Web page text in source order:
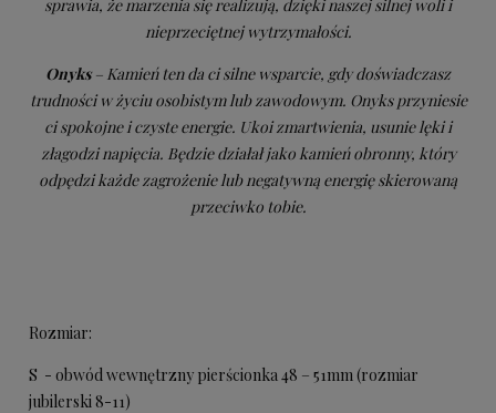
sprawia, że marzenia się realizują, dzięki naszej silnej woli i
nieprzeciętnej wytrzymałości.
Onyks– Kamień ten da ci silne wsparcie, gdy doświadczasz
trudności w życiu osobistym lub zawodowym. Onyks przyniesie
ci spokojne i czyste energie. Ukoi zmartwienia, usunie lęki i
złagodzi napięcia. Będzie działał jako kamień obronny, który
odpędzi każde zagrożenie lub negatywną energię skierowaną
przeciwko tobie.
Rozmiar:
S - obwód wewnętrzny pierścionka 48 – 51mm (rozmiar
jubilerski 8-11)